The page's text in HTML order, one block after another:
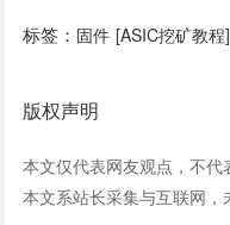
标签： 固件 [ASIC挖矿教程]
版权声明
本文仅代表网友观点，不代
本文系站长采集与互联网，